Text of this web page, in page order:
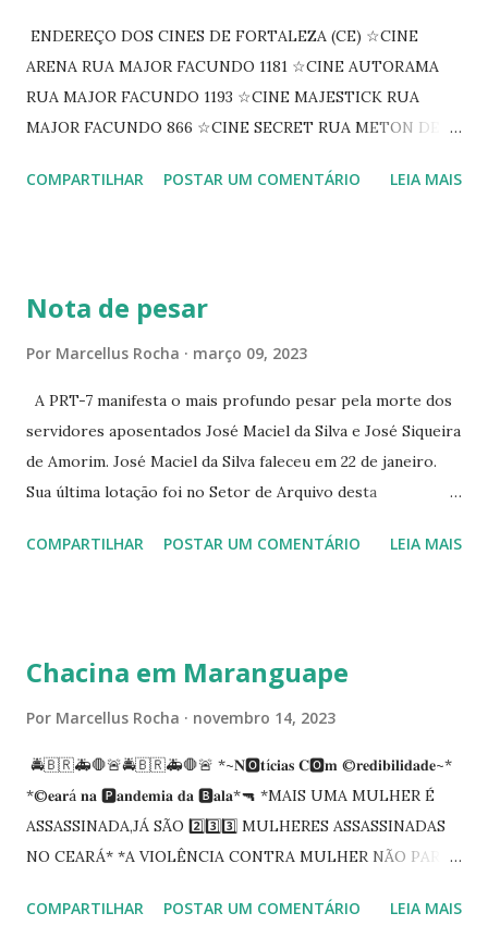
ENDEREÇO DOS CINES DE FORTALEZA (CE) ☆CINE
ARENA RUA MAJOR FACUNDO 1181 ☆CINE AUTORAMA
RUA MAJOR FACUNDO 1193 ☆CINE MAJESTICK RUA
MAJOR FACUNDO 866 ☆CINE SECRET RUA METON DE
PEIXOTO 1307 ☆CINE IRIS RUA FLORIANO PEIXOTO 1206
☆CINE VIP CLUBE RUA 24 DE MAIO 825 ☆CINE ECLIPSE
COMPARTILHAR POSTAR UM COMENTÁRIO LEIA MAIS
Nota de pesar
Por Marcellus Rocha março 09, 2023
A PRT-7 manifesta o mais profundo pesar pela morte dos
servidores aposentados José Maciel da Silva e José Siqueira
de Amorim. José Maciel da Silva faleceu em 22 de janeiro.
Sua última lotação foi no Setor de Arquivo desta
Siqueira Amorim faleceu em 28 de fevereiro e encerrou a
enquanto atuaram nesta instituição.
COMPARTILHAR POSTAR UM COMENTÁRIO LEIA MAIS
Chacina em Maranguape
Por Marcellus Rocha novembro 14, 2023
🚔🇧🇷🚑🛑🚨🚔🇧🇷🚑🛑🚨 *~𝐍🅾️𝐭í𝐜𝐢𝐚𝐬 𝐂🅾️𝐦 ©️𝐫𝐞𝐝𝐢𝐛𝐢𝐥𝐢𝐝𝐚𝐝𝐞~*
*©️𝐞𝐚𝐫á 𝐧𝐚 🅿️𝐚𝐧𝐝𝐞𝐦𝐢𝐚 𝐝𝐚 🅱️𝐚𝐥𝐚*🔫 *MAIS UMA MULHER É
ASSASSINADA,JÁ SÃO 2️⃣3️⃣3️⃣ MULHERES ASSASSINADAS
NO CEARÁ* *A VIOLÊNCIA CONTRA MULHER NÃO PARA
informações quarto pessoas foram executadas no Distrito
COMPARTILHAR POSTAR UM COMENTÁRIO LEIA MAIS